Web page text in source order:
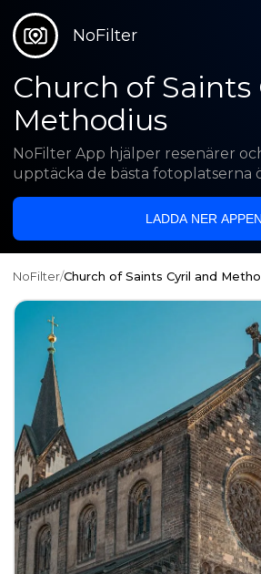
NoFilter
Church of Saints
Methodius
NoFilter App hjälper resenärer
upptäcka de bästa fotoplatserna
LADDA NER APPEN
NoFilter/Church of Saints Cyril and